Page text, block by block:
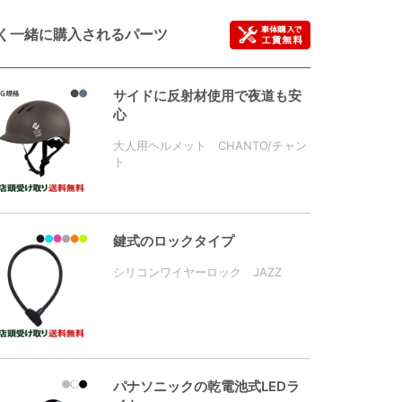
一緒に購入されるパーツ
サイドに反射材使用で夜道も安
心
大人用ヘルメット CHANTO/チャン
ト
鍵式のロックタイプ
シリコンワイヤーロック JAZZ
パナソニックの乾電池式LEDラ